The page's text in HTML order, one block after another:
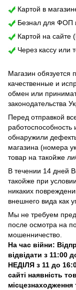
Картой в
Безнал для
Картой на сайте
Через кассу или
Магазин обязуется
качественные и
обмен или
законодательства
Перед отправкой
обнаружили
магазина (номера
товар на такойже
В течении 14 дней
такойже при
никаких
внешнего вида как
Мы не требуем
после осмотра на
мошенничество.
На час війни:
відвідати з 11:00
НЕДІЛЯ з 11 до
сайті наявність